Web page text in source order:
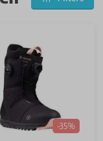
-35%